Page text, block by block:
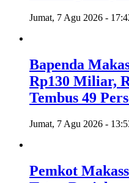
Jumat, 7 Agu 2026 -
Bapenda
Rp130 Miliar,
Tembus 49
Jumat, 7 Agu 2026 -
Pemkot